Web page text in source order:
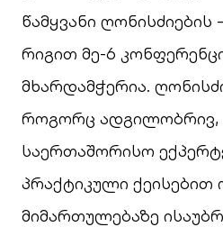
წამყვანი ღონისძიების
რიგით მე-6
მხარდამჭერია.
როგორც ადგილობრივ,
საერთაშორისო
პრაქტიკული
მიმართულებაზე